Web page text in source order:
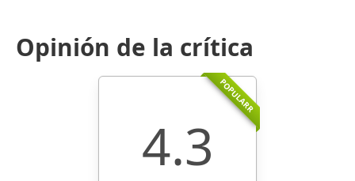
Opinión de la crítica
POPULARR
4.3